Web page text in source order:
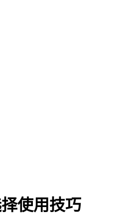
使用技巧